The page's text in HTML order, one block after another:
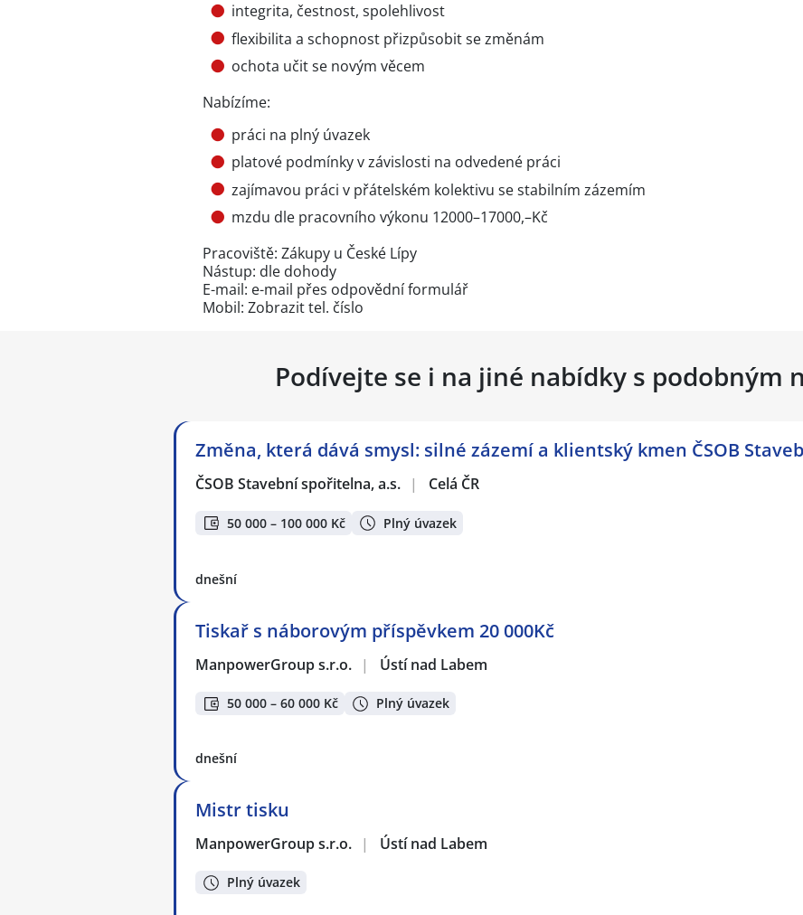
integrita, čestnost, spolehlivost
flexibilita a schopnost přizpůsobit se změnám
ochota učit se novým věcem
Nabízíme:
práci na plný úvazek
platové podmínky v závislosti na odvedené práci
zajímavou práci v přátelském kolektivu se stabilním zázemím
mzdu dle pracovního výkonu 12000–17000,–Kč
Pracoviště: Zákupy u České Lípy
Nástup: dle dohody
E-mail: e-mail přes odpovědní formulář
Mobil: Zobrazit tel. číslo
Podívejte se i na jiné nabídky s podobným
Změna, která dává smysl: silné zázemí a klientský kmen ČSOB
ČSOB Stavební spořitelna, a.s. | Celá ČR
50 000 – 100 000 Kč Plný úvazek
dnešní
Tiskař s náborovým příspěvkem 20 000Kč
ManpowerGroup s.r.o. | Ústí nad Labem
50 000 – 60 000 Kč Plný úvazek
dnešní
Mistr tisku
ManpowerGroup s.r.o. | Ústí nad Labem
Plný úvazek